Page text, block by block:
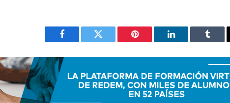
Facebook Twitter Pinterest LinkedIn